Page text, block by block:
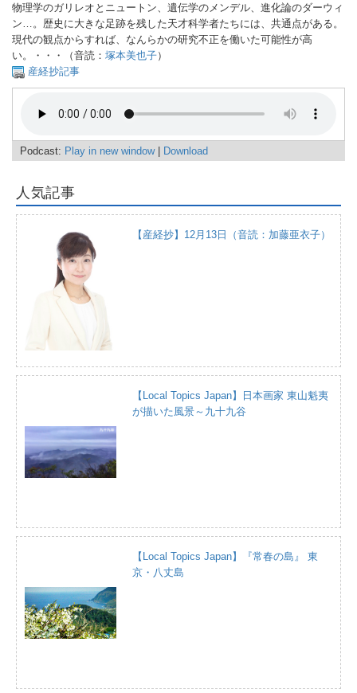
物理学のガリレオとニュートン、遺伝学のメンデル、進化論のダーウィ
ン…。歴史に大きな足跡を残した天才科学者たちには、共通点がある。
現代の観点からすれば、なんらかの研究不正を働いた可能性が高
い。・・・（音読： 塚本美也子）
産経抄記事
Podcast: Play in new window| Download
人気記事
【産経抄】12月13日（音読：加藤亜衣子）
【Local Topics Japan】日本画家 東山魁夷
が描いた風景～九十九谷
【Local Topics Japan】『常春の島』 東
京・八丈島